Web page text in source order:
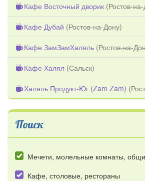
Кафе Восточный дворик (Ростов-
Кафе Дубай (Ростов-на-Дону)
Кафе ЗамЗамХаляль (Ростов-на-
Кафе Халял (Сальск)
Халяль Продукт-Юг (Zam Zam) (
Поиск
Мечети, молельные комнаты,
Кафе, столовые, рестораны